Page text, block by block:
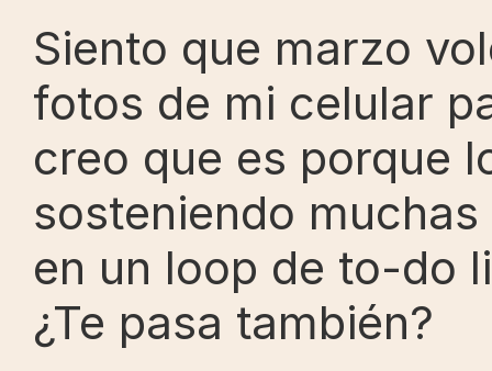
Siento que marzo
fotos de mi celular
creo que es porque
sosteniendo
en un loop de to-do
¿Te pasa también?